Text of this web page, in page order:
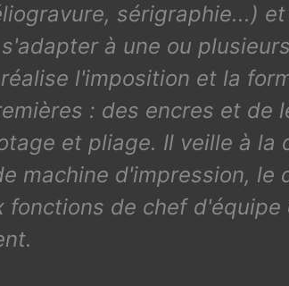
sérigraphie...)
à une ou
l'imposition et la
: des encres et de
et pliage. Il veille à la
machine d'impression, le
de chef d'équipe